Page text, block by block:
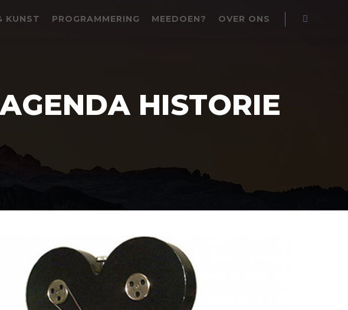
KUNST PROGRAMMERING MEEDOEN? OVER ONS
HISTORIE